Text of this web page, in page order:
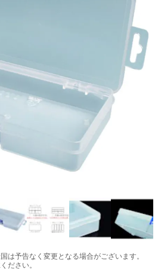
は予告なく変更となる場合がございます。
ださい。